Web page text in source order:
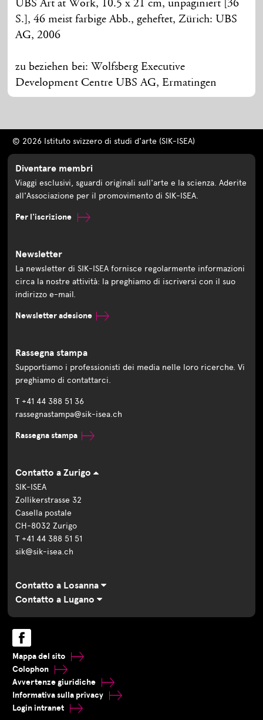
UBS Art at Work, 10.5 x 21 cm, unpaginiert [36
S.], 46 meist farbige Abb., geheftet, Zürich: UBS
AG, 2006
zu beziehen bei: Wolfsberg Executive
Development Centre UBS AG, Ermatingen
© 2026 Istituto svizzero di studi d'arte (SIK-ISEA)
Diventare membri
Viaggi esclusivi, sguardi originali sull'arte e la scienza. Aderite
all'Associazione per il promovimento di SIK-ISEA.
Per l'iscrizione
Newsletter
La newsletter di SIK-ISEA fornisce regolarmente informazioni
circa la nostre attività: la preghiamo di iscriversi con il suo
indirizzo e-mail.
Newsletter adesione
Rassegna stampa
Supportiamo i professionisti dei media nelle loro ricerche. Vi
preghiamo di contattarci.
T +41 44 388 51 36
rassegnastampa@sik-isea.ch
Rassegna stampa
Contatto a Zurigo
SIK-ISEA
Zollikerstrasse 32
Casella postale
CH-8032 Zurigo
T +41 44 388 51 51
sik@sik-isea.ch
Contatto a Losanna
Contatto a Lugano
Mappa del sito
Colophon
Avvertenze giuridiche
Informativa sulla privacy
Login intranet